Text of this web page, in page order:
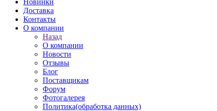
Новинки
Доставка
Контакты
О компании
Назад
О компании
Новости
Отзывы
Блог
Поставщикам
Форум
Фотогалерея
Политика(обработка данных)